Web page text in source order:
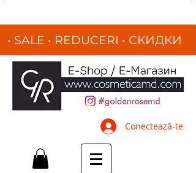
• SALE • REDUCERI • СКИДКИ
•
Conectează-te